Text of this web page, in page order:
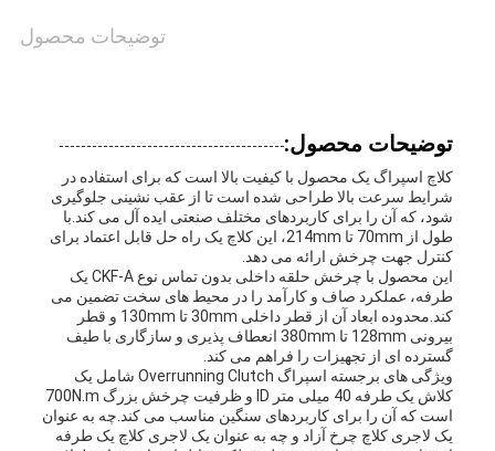
توضیحات محصول
توضیحات محصول:
کلاچ اسپراگ یک محصول با کیفیت بالا است که برای استفاده در
شرایط سرعت بالا طراحی شده است تا از عقب نشینی جلوگیری
شود، که آن را برای کاربردهای مختلف صنعتی ایده آل می کند.با
طول از 70mm تا 214mm، این کلاچ یک راه حل قابل اعتماد برای
کنترل جهت چرخش ارائه می دهد.
این محصول با چرخش حلقه داخلی بدون تماس نوع CKF-A یک
طرفه، عملکرد صاف و کارآمد را در محیط های سخت تضمین می
کند.محدوده ابعاد آن از قطر داخلی 30mm تا 130mm و قطر
بیرونی 128mm تا 380mm انعطاف پذیری و سازگاری با طیف
گسترده ای از تجهیزات را فراهم می کند.
ویژگی های برجسته اسپراگ Overrunning Clutch شامل یک
کلاش یک طرفه 40 میلی متر ID و ظرفیت چرخش بزرگ 700N.m
است که آن را برای کاربردهای سنگین مناسب می کند.چه به عنوان
یک لاجری کلاچ چرخ آزاد و چه به عنوان یک لاجری کلاچ یک طرفه